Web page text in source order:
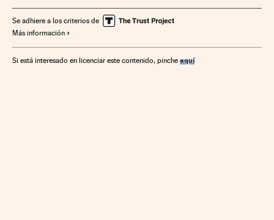
Se adhiere a los criterios de
Más información
Si está interesado en licenciar este contenido, pinche aquí